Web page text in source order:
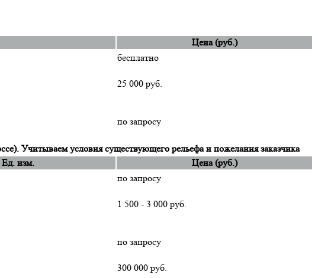
Цена (руб.)
бесплатно
25 000 руб.
по запросу
Учитываем условия существующего рельефа и пожелания заказчика
Ед. изм.
Цена (руб.)
по запросу
1 500 - 3 000 руб.
по запросу
300 000 руб.